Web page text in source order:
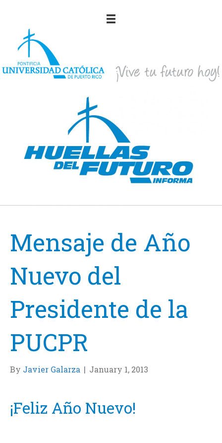
Mensaje de Año
Nuevo del
Presidente de la
PUCPR
By Javier Galarza | January 1, 2013
¡Feliz Año Nuevo!